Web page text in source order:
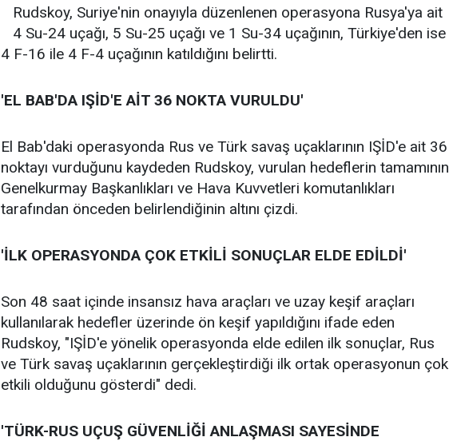
Rudskoy, Suriye'nin onayıyla düzenlenen operasyona Rusya'ya ait
4 Su-24 uçağı, 5 Su-25 uçağı ve 1 Su-34 uçağının, Türkiye'den ise
4 F-16 ile 4 F-4 uçağının katıldığını belirtti.
'EL BAB'DA IŞİD'E AİT 36 NOKTA VURULDU'
El Bab'daki operasyonda Rus ve Türk savaş uçaklarının IŞİD'e ait 36
noktayı vurduğunu kaydeden Rudskoy, vurulan hedeflerin tamamının
Genelkurmay Başkanlıkları ve Hava Kuvvetleri komutanlıkları
tarafından önceden belirlendiğinin altını çizdi.
'İLK OPERASYONDA ÇOK ETKİLİ SONUÇLAR ELDE EDİLDİ'
Son 48 saat içinde insansız hava araçları ve uzay keşif araçları
kullanılarak hedefler üzerinde ön keşif yapıldığını ifade eden
Rudskoy, "IŞİD'e yönelik operasyonda elde edilen ilk sonuçlar, Rus
ve Türk savaş uçaklarının gerçekleştirdiği ilk ortak operasyonun çok
etkili olduğunu gösterdi" dedi.
'TÜRK-RUS UÇUŞ GÜVENLİĞİ ANLAŞMASI SAYESİNDE